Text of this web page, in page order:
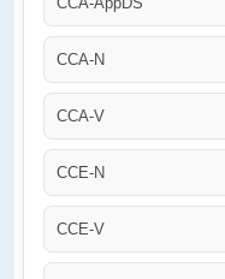
CCA-N
CCA-V
CCE-N
CCE-V